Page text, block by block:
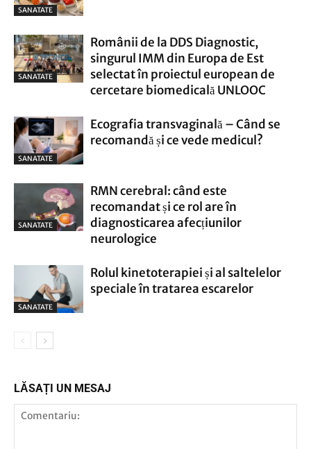
SANATATE
SANATATE
Românii de la DDS Diagnostic,
singurul IMM din Europa de Est
selectat în proiectul european de
cercetare biomedicală UNLOOC
SANATATE
Ecografia transvaginală – Când se
recomandă și ce vede medicul?
SANATATE
RMN cerebral: când este
recomandat și ce rol are în
diagnosticarea afecțiunilor
neurologice
SANATATE
Rolul kinetoterapiei și al saltelelor
speciale în tratarea escarelor
LĂSAȚI UN MESAJ